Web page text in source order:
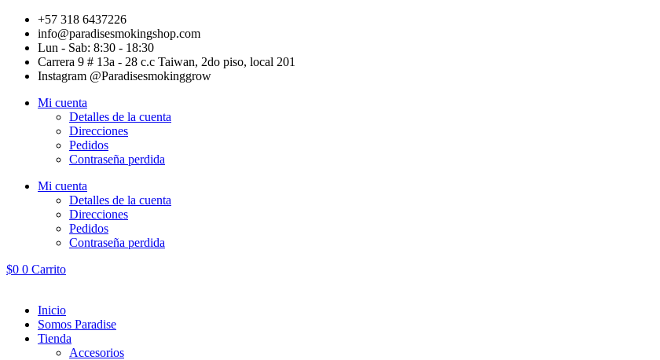
contenido
+57 318 6437226
info@paradisesmokingshop.com
Lun - Sab: 8:30 - 18:30
Carrera 9 # 13a - 28 c.c Taiwan, 2do piso, local 201
Instagram @Paradisesmokinggrow
Mi cuenta
Detalles de la cuenta
Direcciones
Pedidos
Contraseña perdida
Mi cuenta
Detalles de la cuenta
Direcciones
Pedidos
Contraseña perdida
$0 0 Carrito
Inicio
Somos Paradise
Tienda
Accesorios